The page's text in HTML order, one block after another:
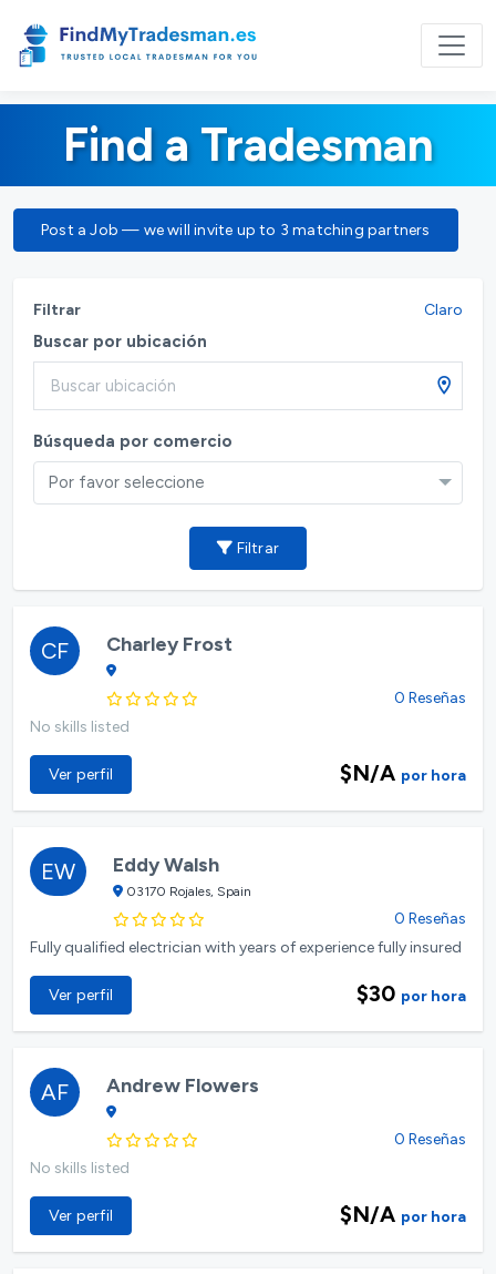
Find a Tradesman
Post a Job — we will invite up to 3 matching partners
Filtrar Claro
Buscar por ubicación
Búsqueda por comercio
Por favor seleccione
Filtrar
CF Charley Frost
0 Reseñas
No skills listed
Ver perfil $N/A por hora
EW Eddy Walsh
03170 Rojales, Spain
0 Reseñas
Fully qualified electrician with years of experience fully insured
Ver perfil $30 por hora
AF Andrew Flowers
0 Reseñas
No skills listed
Ver perfil $N/A por hora